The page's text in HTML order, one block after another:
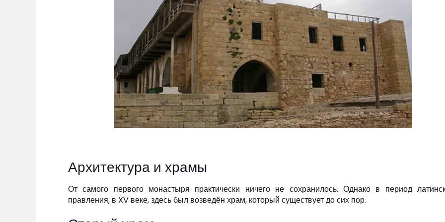
Архитектура и храмы
От самого первого монастыря практически ничего не сохранилось. Однако в период
правления, в XV веке, здесь был возведён храм, который существует до сих пор.